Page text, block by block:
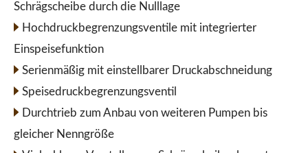
Schrägscheibe durch die Nulllage
Hochdruckbegrenzungsventile mit integrierter
Einspeisefunktion
Serienmäßig mit einstellbarer Druckabschneidung
Speisedruckbegrenzungsventil
Durchtrieb zum Anbau von weiteren Pumpen bis
gleicher Nenngröße